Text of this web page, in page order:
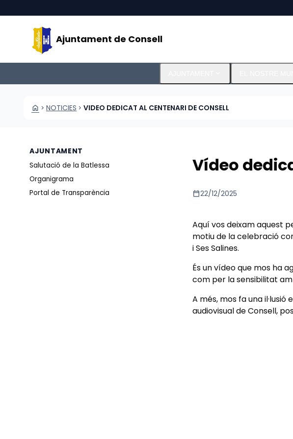
Ajuntament de Consell
HOME CHEVRON_RIGHT NOTICIES CHEVRON_RIGHT VIDEO DEDICAT AL CENTENARI DE CONSELL
AJUNTAMENT
Salutació de la Batlessa
Organigrama
Portal de Transparència
Vídeo
calendar_today22/12/2025
Aquí vos deixam aquest
motiu de la celebració
i Ses Salines.
És un vídeo que mos ha
com per la sensibilitat
A més, mos fa una
audiovisual de Consell,